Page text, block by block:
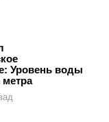
Уровень воды